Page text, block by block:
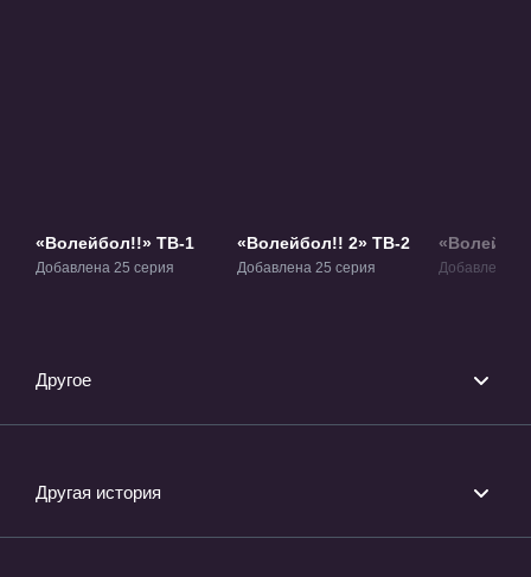
«Волейбол!!» ТВ-1
Добавлена 25 серия
«Волейбол!! 2» ТВ-2
Добавлена 25 серия Добавлена
Другое
Другая история